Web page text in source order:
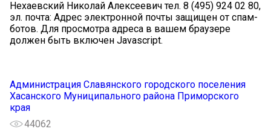
Нехаевский Николай Алексеевич тел. 8 (495) 924 02 80,
эл. почта: Адрес электронной почты защищен от спам-
ботов. Для просмотра адреса в вашем браузере
должен быть включен Javascript.
Администрация Славянского городского поселения
Хасанского Муниципального района Приморского
края
44062